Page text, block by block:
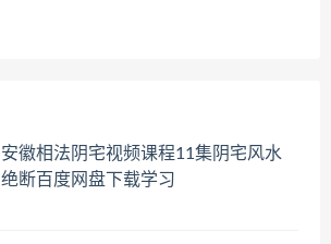
安徽相法阴宅视频课程11集阴宅风水
绝断百度网盘下载学习